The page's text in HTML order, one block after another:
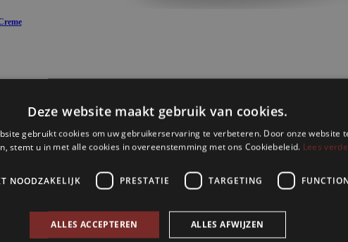
Deze website maakt gebruik van cookies.
gebruikt cookies om uw gebruikerservaring te verbeteren. Door onze website
stemt u in met alle cookies in overeenstemming met ons Cookiebeleid. Lees
NOODZAKELIJK PRESTATIE TARGETING
ALLES ACCEPTEREN ALLES AFWIJZEN